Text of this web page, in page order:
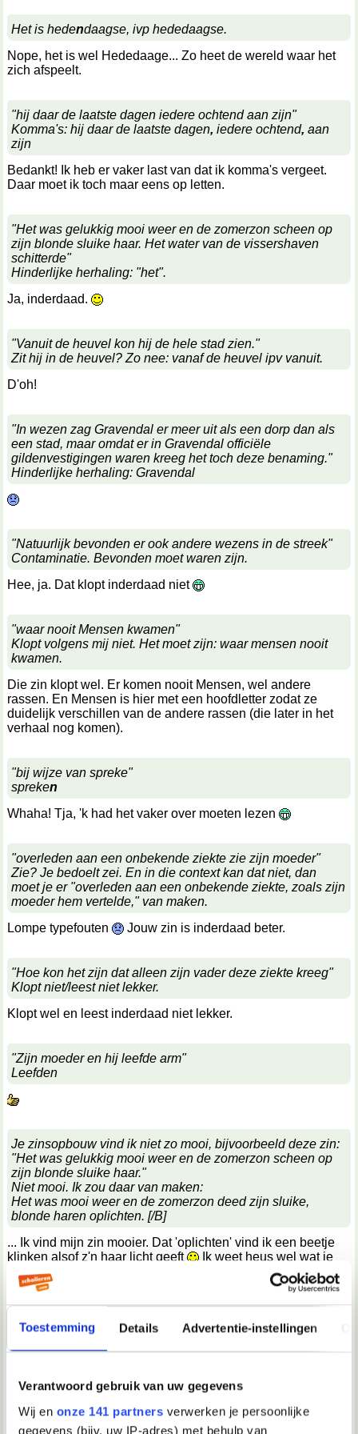
Toestemming Details Advertentie-instellingen
Verantwoord gebruik van uw gegevens
Wij en onze 141 partners verwerken je persoonlijke
gegevens (bijv. uw IP-adres) met behulp van
Het is hedendaagse, ivp hededaagse.
Nope, het is wel Hededaage... Zo heet de wereld waar het
zich afspeelt.
"hij daar de laatste dagen iedere ochtend aan zijn"
Komma's: hij daar de laatste dagen, iedere ochtend, aan
zijn
Bedankt! Ik heb er vaker last van dat ik komma's vergeet.
Daar moet ik toch maar eens op letten.
"Het was gelukkig mooi weer en de zomerzon scheen op
zijn blonde sluike haar. Het water van de vissershaven
schitterde"
Hinderlijke herhaling: "het".
Ja, inderdaad.
"Vanuit de heuvel kon hij de hele stad zien."
Zit hij in de heuvel? Zo nee: vanaf de heuvel ipv vanuit.
D'oh!
"In wezen zag Gravendal er meer uit als een dorp dan als
een stad, maar omdat er in Gravendal officiële
gildenvestigingen waren kreeg het toch deze benaming."
Hinderlijke herhaling: Gravendal
"Natuurlijk bevonden er ook andere wezens in de streek"
Contaminatie. Bevonden moet waren zijn.
Hee, ja. Dat klopt inderdaad niet
"waar nooit Mensen kwamen"
Klopt volgens mij niet. Het moet zijn: waar mensen nooit
kwamen.
Die zin klopt wel. Er komen nooit Mensen, wel andere
rassen. En Mensen is hier met een hoofdletter zodat ze
duidelijk verschillen van de andere rassen (die later in het
verhaal nog komen).
"bij wijze van spreke"
spreken
Whaha! Tja, 'k had het vaker over moeten lezen
"overleden aan een onbekende ziekte zie zijn moeder"
Zie? Je bedoelt zei. En in die context kan dat niet, dan
moet je er "overleden aan een onbekende ziekte, zoals zijn
moeder hem vertelde," van maken.
Lompe typefouten
Jouw zin is inderdaad beter.
"Hoe kon het zijn dat alleen zijn vader deze ziekte kreeg"
Klopt niet/leest niet lekker.
Klopt wel en leest inderdaad niet lekker.
"Zijn moeder en hij leefde arm"
Leefden
Je zinsopbouw vind ik niet zo mooi, bijvoorbeeld deze zin:
"Het was gelukkig mooi weer en de zomerzon scheen op
zijn blonde sluike haar."
Niet mooi. Ik zou daar van maken:
Het was mooi weer en de zomerzon deed zijn sluike,
blonde haren oplichten. [/B]
... Ik vind mijn zin mooier. Dat 'oplichten' vind ik een beetje
klinken alsof z'n haar licht geeft
Ik weet heus wel wat je
bedoelt, maar toch...
andere stijl. En dat het niet spannend is is logisch, want het
is pas het eerste hoofdstuk... Maar ik zal proberen het wat
manier van schrijven die Tolkien gebruikt... Ongeveer